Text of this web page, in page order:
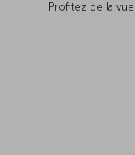
Profitez de la